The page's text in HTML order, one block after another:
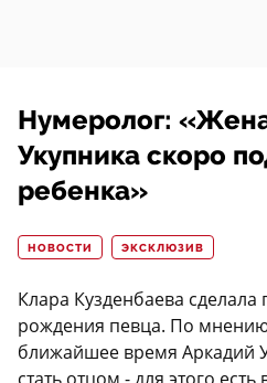
Нумеролог:
Укупника скоро
ребенка»
НОВОСТИ ЭКСКЛЮЗИВ
Клара Кузденбаева
рождения певца. По
ближайшее время Аркадий